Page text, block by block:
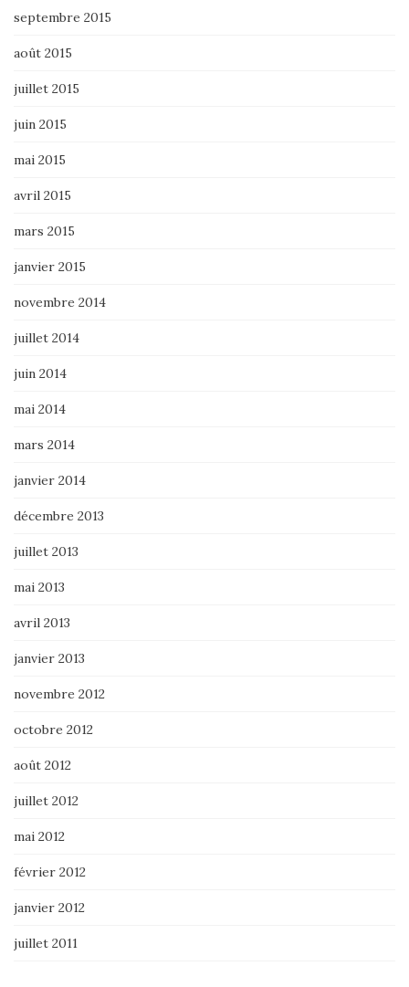
septembre 2015
août 2015
juillet 2015
juin 2015
mai 2015
avril 2015
mars 2015
janvier 2015
novembre 2014
juillet 2014
juin 2014
mai 2014
mars 2014
janvier 2014
décembre 2013
juillet 2013
mai 2013
avril 2013
janvier 2013
novembre 2012
octobre 2012
août 2012
juillet 2012
mai 2012
février 2012
janvier 2012
juillet 2011